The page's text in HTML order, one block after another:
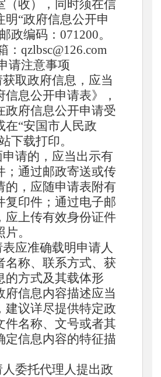
（收），同时须在信
明“政府信息公开申
政编码：071200。
： qzlbsc@126.com
请注意事项
获取政府信息，应当
信息公开申请表》，
政府信息公开申请受
在“安国市人民政
下载打印。
申请的，应当出示有
；通过邮政寄送或传
的，应随申请表附有
复印件；通过电子邮
应上传有效身份证件
。
应准确载明申请人
名称、联系方式、获
的方式及其载体形
府信息内容描述应当
建议详尽提供特定政
件名称、文号或者其
定信息内容的特征描
委托代理人提出政